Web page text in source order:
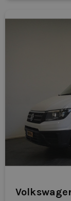
professionele
Bekijk de
Dealerleasing-
Vandaag